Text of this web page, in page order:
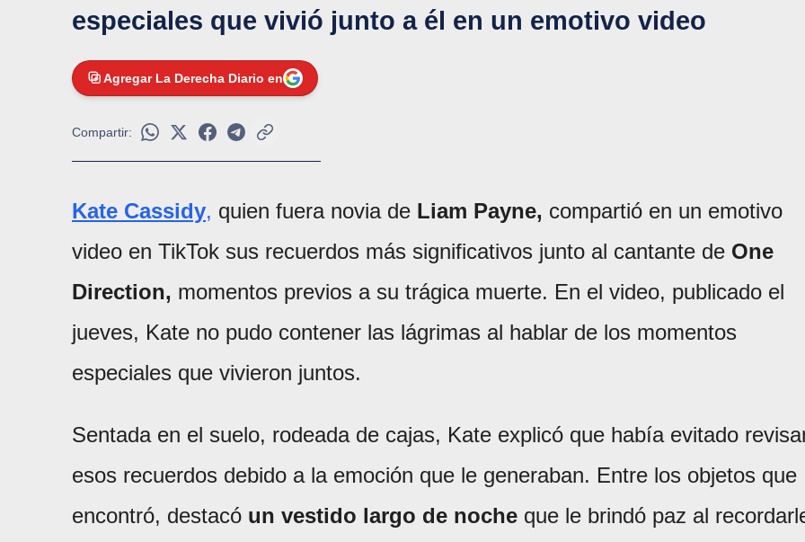
especiales que vivió junto a él en un emotivo video
Agregar La Derecha Diario en
Compartir:
Kate Cassidy, quien fuera novia de Liam Payne, compartió en un emotivo
video en TikTok sus recuerdos más significativos junto al cantante de One
Direction, momentos previos a su trágica muerte. En el video, publicado el
jueves, Kate no pudo contener las lágrimas al hablar de los momentos
especiales que vivieron juntos.
Sentada en el suelo, rodeada de cajas, Kate explicó que había evitado
esos recuerdos debido a la emoción que le generaban. Entre los objetos que
encontró, destacó un vestido largo de noche que le brindó paz al